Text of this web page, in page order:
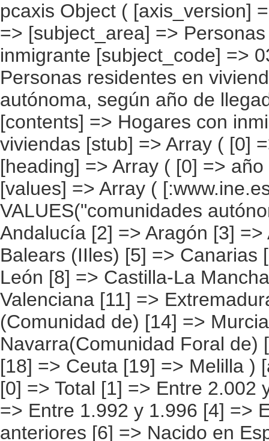
pcaxis Object ( [axis_version] => [creation_date] => 20080709 [note] => [subject_area] => Personas que viven en la vivienda con el inmigrante [subject_code] => 03 [matrix] => 03004 [title] => Personas residentes en viviendas con inmigrantes por comunidad autónoma, según año de llegada a España [description] => [contents] => Hogares con inmigrantes [units] => personas en las viviendas [stub] => Array ( [0] => comunidades autónomas ) [heading] => Array ( [0] => año de llegada a España ) [prestext] => [values] => Array ( [:www.ine.es tel: " "+34 91 5839100 "; VALUES("comunidades autónomas] => Array ( [0] => Total [1] => Andalucía [2] => Aragón [3] => Asturias (Principado de) [4] => Balears (IIles) [5] => Canarias [6] => Cantabria [7] => Castilla y León [8] => Castilla-La Mancha [9] => Catalunya [10] => Comunitat Valenciana [11] => Extremadura [12] => Galicia [13] => Madrid (Comunidad de) [14] => Murcia(Región de) [15] => Navarra(Comunidad Foral de) [16] => País Vasco [17] => Rioja (La) [18] => Ceuta [19] => Melilla ) [año de llegada a España] => Array ( [0] => Total [1] => Entre 2.002 y 2.007 [2] => Entre 1.997 y 2.001 [3] => Entre 1.992 y 1.996 [4] => Entre 1.987 y 1.991 [5] => 1.986 y anteriores [6] => Nacido en España [7] => Desconocido ) ) [codes] => Array ( [comunidades autónomas] => "CA00","CA01","CA02","CA03","CA04","CA05", "CA06","CA07","CA08","CA09","CA10","CA11","CA12","CA13","CA14","CA15", "CA16","CA17","CA18","CA19" ) [map] => Array ( [comunidades autónomas] => "spain_regions_img_ind" ) [decimals] => 0 [showdecimals] => 0 [source] => Instituto Nacional de Estadística [contact] => INE Difusión. Internet: www.ine.es/infoine [copyright] => YES